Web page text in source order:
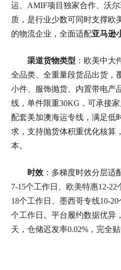
运、AMIF项目独家合作、沃
质，是行业少数可同时支撑欧
的物流企业，全面适配亚马逊
渠道货物类型 ：欧美中大
全品类、全重量段货品出货，
小件、服饰抛货、内置带电产
线，单件限重30KG，可承接
配套美加澳海运专线，满足低
求，支持抛货体积重优化核算
本。
时效：多梯度时效分层适
7-15个工作日、欧美特惠12-
18个工作日、墨西哥专线10-
个工作日。平台履约数据优异
天，仓储迟发率0.02%，完全